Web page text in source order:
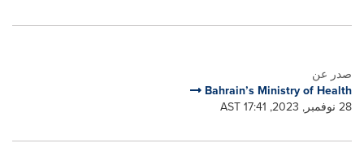
صدر عن
Bahrain’s Ministry of Health
28 نوفمبر, 2023, 17:41 AST